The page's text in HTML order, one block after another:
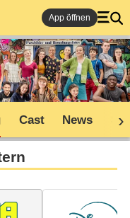
App öffnen
Cast News